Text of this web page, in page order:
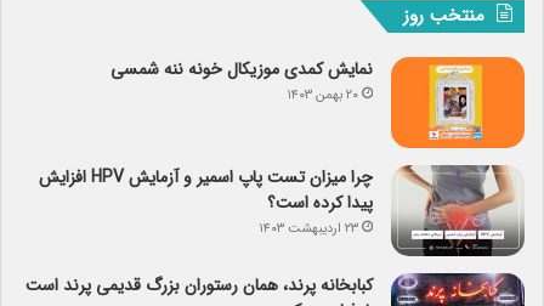
منتخب روز
نمایش کمدی موزیکال خونه ننه شمسی
۲۰ بهمن ۱۴۰۳
چرا میزان تست پاپ اسمیر و آزمایش HPV افزایش
پیدا کرده است؟
۲۳ اردیبهشت ۱۴۰۳
کبابخانه پرند، همان رستوران بزرگ قدیمی پرند است